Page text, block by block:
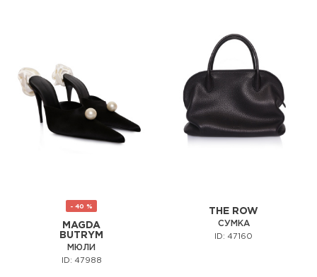
- 40 %
MAGDA
BUTRYM
МЮЛИ
ID: 47988
THE ROW
СУМКА
ID: 47160